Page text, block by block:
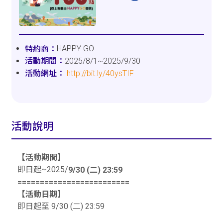
HAPPY GO
2025/8/1~2025/9/30
http://bit.ly/40ysTIF
活動說明
【活動期間】
即日起~2025/9/30 (二) 23:59
=========================
【活動日期】
即日起至 9/30 (二) 23:59